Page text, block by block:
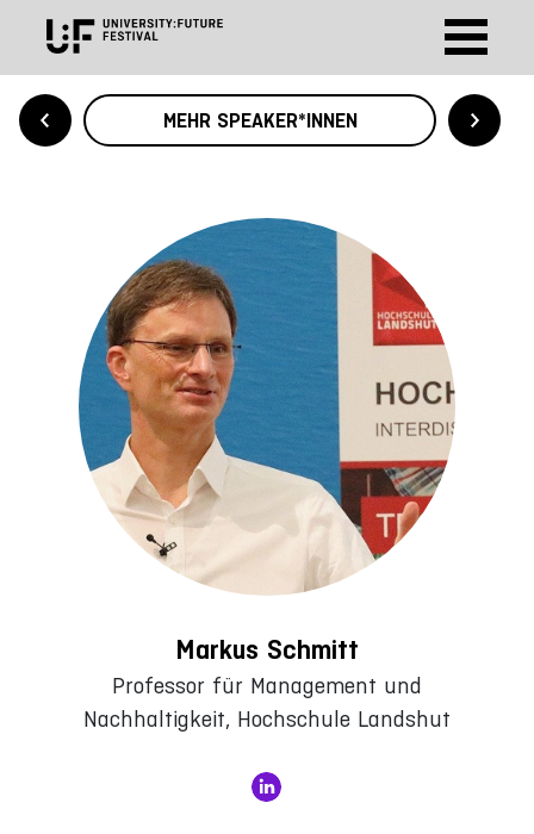
MEHR SPEAKER*INNEN
Markus Schmitt
Professor für Management und
Nachhaltigkeit, Hochschule Landshut